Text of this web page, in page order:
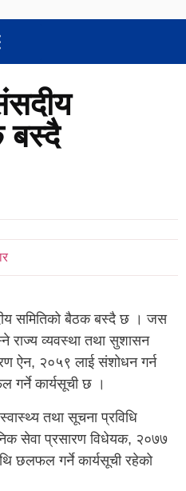
बस्दै
समितिको बैठक बस्दै छ । जस
राज्य व्यवस्था तथा सुशासन
ऐन, २०५९ लाई संशोधन गर्न
गर्ने कार्यसूची छ ।
तथा सूचना प्रविधि
सेवा प्रसारण विधेयक, २०७७
छलफल गर्ने कार्यसूची रहेको